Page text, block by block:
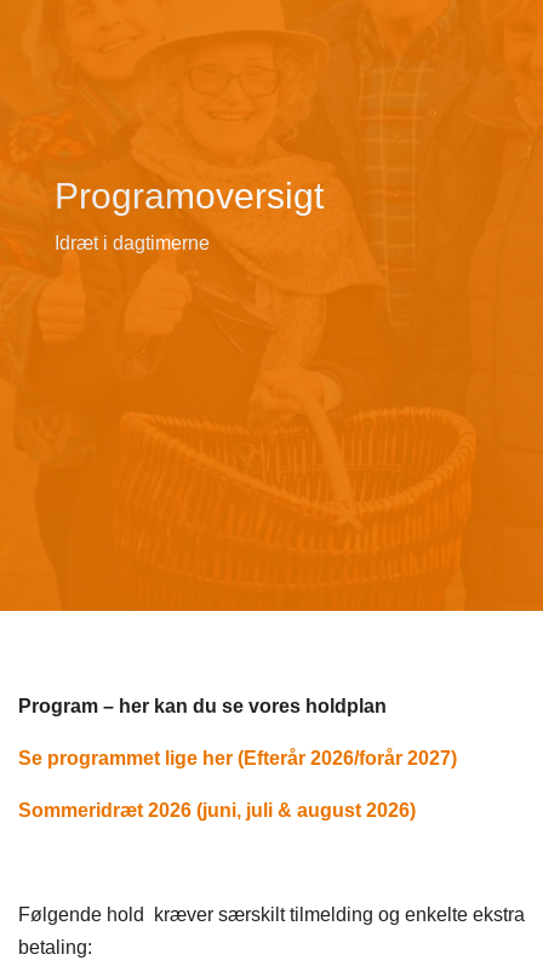
Programoversigt
Idræt i dagtimerne
Program – her kan du se vores holdplan
Se programmet lige her (Efterår 2026/forår 2027)
Sommeridræt 2026 (juni, juli & august 2026)
Følgende hold kræver særskilt tilmelding og enkelte ekstra
betaling: